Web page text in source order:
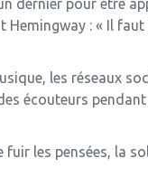
pour être
: « Il
les réseaux
écouteurs
les pensées, la